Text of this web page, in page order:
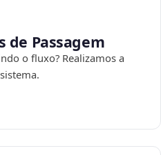
de Passagem
o fluxo? Realizamos a